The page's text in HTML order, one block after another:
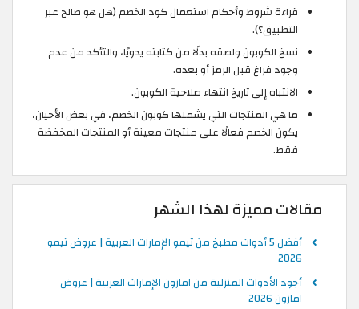
قراءة شروط وأحكام استعمال كود الخصم (هل هو صالح عبر
التطبيق؟).
نسخ الكوبون ولصقه بدلًا من كتابته يدويًا، والتأكد من عدم
وجود فراغ قبل الرمز أو بعده.
الانتباه إلى تاريخ انتهاء صلاحية الكوبون.
ما هي المنتجات التي يشملها كوبون الخصم، في بعض الأحيان،
يكون الخصم فعالًا على منتجات معينة أو المنتجات المخفضة
فقط.
مقالات مميزة لهذا الشهر
أفضل 5 أدوات مطبخ من تيمو الإمارات العربية | عروض تيمو
2026
أجود الأدوات المنزلية من امازون الإمارات العربية | عروض
امازون 2026